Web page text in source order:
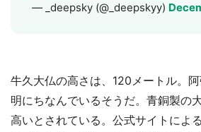
— _deepsky (@_deepskyy)
牛久大仏の高さは、120メートル。
明にちなんでいるそうだ。青銅製の
高いとされている。公式サイトによ